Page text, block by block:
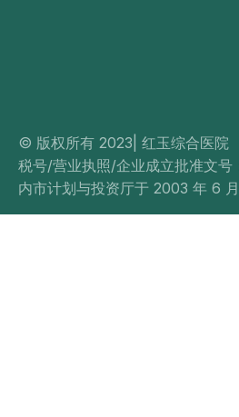
© 版权所有 2023| 红玉综合医院
税号/营业执照/企业成立批准文
内市计划与投资厅于 2003 年 6